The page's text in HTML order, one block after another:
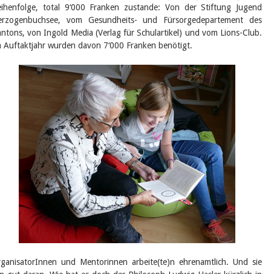
total 9‘000 Franken zustande: Von der Stiftung Jugend
vom Gesundheits- und Fürsorgedepartement des
von Ingold Media (Verlag für Schulartikel) und vom Lions-Club.
Auftaktjahr wurden davon 7‘000 Franken benötigt.
und Mentorinnen arbeite(te)n ehrenamtlich. Und sie